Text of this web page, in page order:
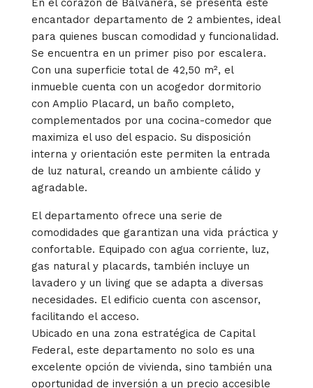
En el corazón de Balvanera, se presenta este
encantador departamento de 2 ambientes, ideal
para quienes buscan comodidad y funcionalidad.
Se encuentra en un primer piso por escalera.
Con una superficie total de 42,50 m², el
inmueble cuenta con un acogedor dormitorio
con Amplio Placard, un baño completo,
complementados por una cocina-comedor que
maximiza el uso del espacio. Su disposición
interna y orientación este permiten la entrada
de luz natural, creando un ambiente cálido y
agradable.
El departamento ofrece una serie de
comodidades que garantizan una vida práctica y
confortable. Equipado con agua corriente, luz,
gas natural y placards, también incluye un
lavadero y un living que se adapta a diversas
necesidades. El edificio cuenta con ascensor,
facilitando el acceso.
Ubicado en una zona estratégica de Capital
Federal, este departamento no solo es una
excelente opción de vivienda, sino también una
oportunidad de inversión a un precio accesible